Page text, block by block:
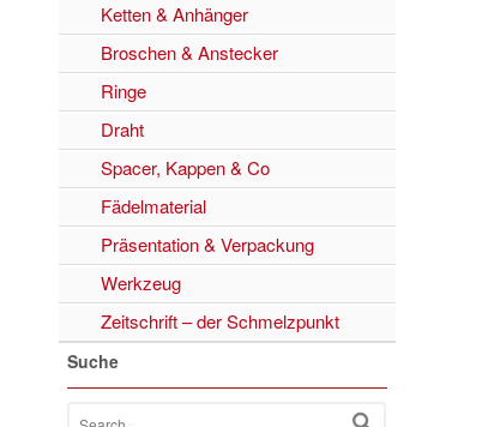
Ketten & Anhänger
Broschen & Anstecker
Ringe
Draht
Spacer, Kappen & Co
Fädelmaterial
Präsentation & Verpackung
Werkzeug
Zeitschrift – der Schmelzpunkt
Suche